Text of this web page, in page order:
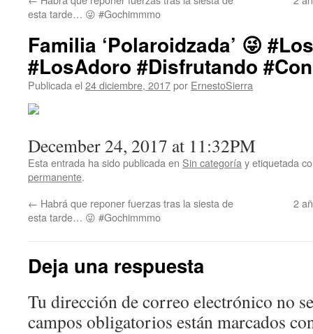
esta tarde… 😜 #Gochimmmo
Familia ‘Polaroidzada’ 😜
#LosAdoro #Disfrutando
Publicada el 24 diciembre, 2017por ErnestoSierra
December 24, 2017 at 11:32PM
Esta entrada ha sido publicada en Sin categoría y etiquetada
permanente.
← Habrá que reponer fuerzas tras la siesta de
esta tarde… 😜 #Gochimmmo
2
Deja una respuesta
Tu dirección de correo electrónico no
campos obligatorios están marcados